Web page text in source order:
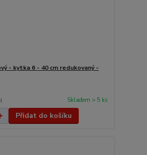
- kytka 6 - 40 cm redukovaný -
Skladem > 5 ks
Přidat do košíku